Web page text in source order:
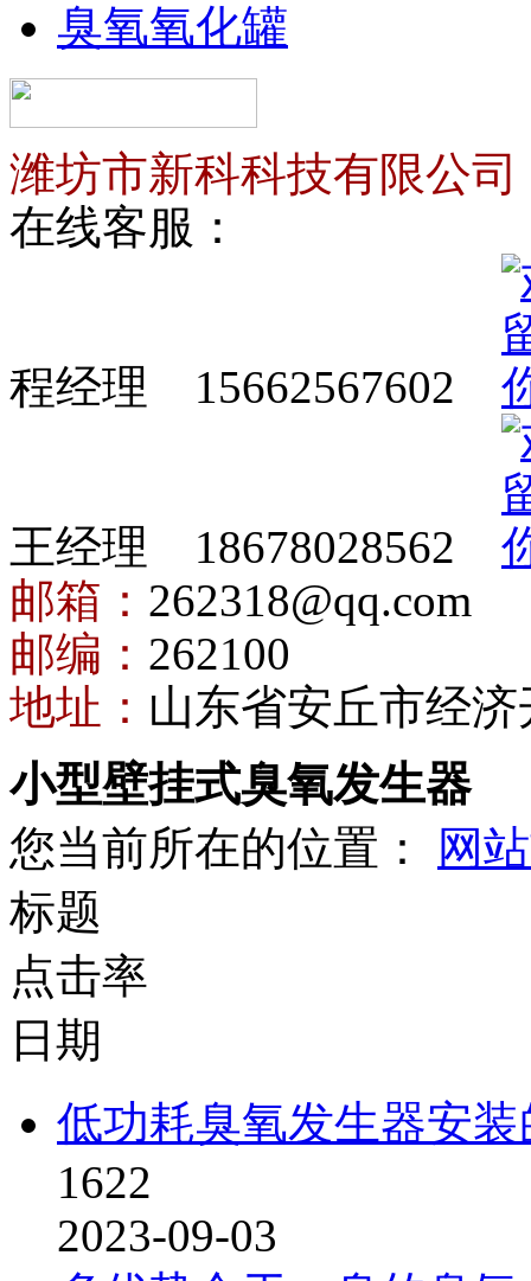
臭氧氧化罐
潍坊市新科科技有限公司
在线客服：
程经理 15662567602
王经理 18678028562
邮箱： 262318@qq.com
邮编： 262100
地址： 山东省安丘市经
小型壁挂式臭氧发生器
您当前所在的位置：
网
标题
点击率
日期
低功耗臭氧发生器安
1622
2023-09-03